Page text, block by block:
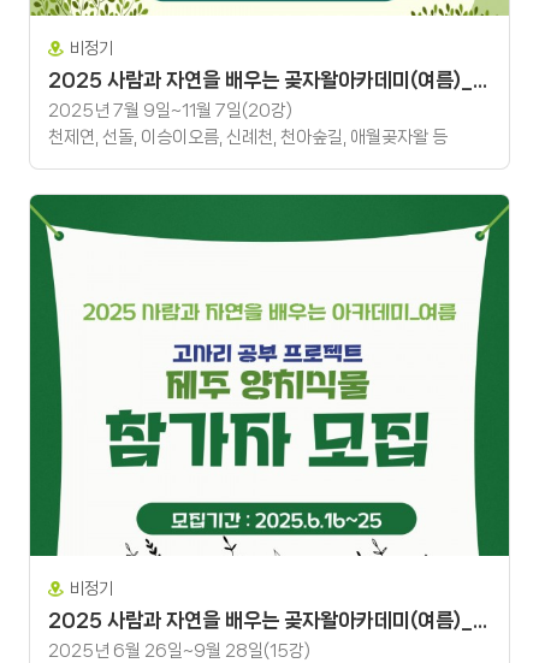
비정기
2025 사람과 자연을 배우는 곶자왈아카데미(여름)_ 나무 공부 프로젝트 '제주의 거의 모든 나무'
2025년 7월 9일~11월 7일(20강)
천제연, 선돌, 이승이오름, 신례천, 천아숲길, 애월곶자왈 등
비정기
2025 사람과 자연을 배우는 곶자왈아카데미(여름)_고사리 공부 프로젝트 '제주 양치식물'
2025년 6월 26일~9월 28일(15강)